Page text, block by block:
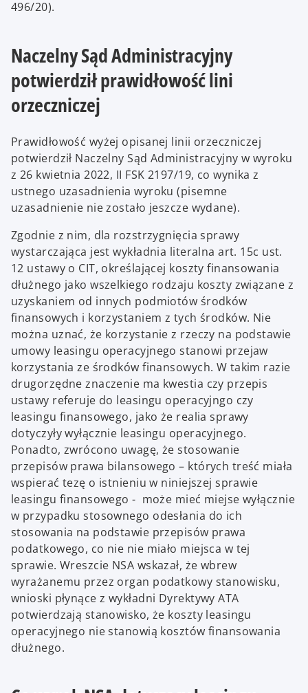
496/20).
Naczelny Sąd Administracyjny
potwierdził prawidłowość lini
orzeczniczej
Prawidłowość wyżej opisanej linii orzeczniczej
potwierdził Naczelny Sąd Administracyjny w wyroku
z 26 kwietnia 2022, II FSK 2197/19, co wynika z
ustnego uzasadnienia wyroku (pisemne
uzasadnienie nie zostało jeszcze wydane).
Zgodnie z nim, dla rozstrzygnięcia sprawy
wystarczająca jest wykładnia literalna art. 15c ust.
12 ustawy o CIT, określającej koszty finansowania
dłużnego jako wszelkiego rodzaju koszty związane z
uzyskaniem od innych podmiotów środków
finansowych i korzystaniem z tych środków. Nie
można uznać, że korzystanie z rzeczy na podstawie
umowy leasingu operacyjnego stanowi przejaw
korzystania ze środków finansowych. W takim razie
drugorzędne znaczenie ma kwestia czy przepis
ustawy referuje do leasingu operacyjngo czy
leasingu finansowego, jako że realia sprawy
dotyczyły wyłącznie leasingu operacyjnego.
Ponadto, zwrócono uwagę, że stosowanie
przepisów prawa bilansowego – których treść miała
wspierać tezę o istnieniu w niniejszej sprawie
leasingu finansowego - może mieć miejse wyłącznie
w przypadku stosownego odesłania do ich
stosowania na podstawie przepisów prawa
podatkowego, co nie nie miało miejsca w tej
sprawie. Wreszcie NSA wskazał, że wbrew
wyrażanemu przez organ podatkowy stanowisku,
wnioski płynące z wykładni Dyrektywy ATA
potwierdzają stanowisko, że koszty leasingu
operacyjnego nie stanowią kosztów finansowania
dłużnego.